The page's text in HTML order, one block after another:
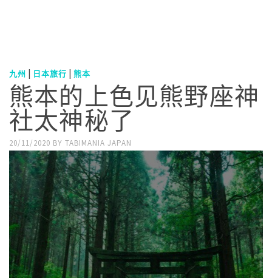
九州 | 日本旅行 | 熊本
熊本的上色见熊野座神
社太神秘了
20/11/2020 BY TABIMANIA JAPAN